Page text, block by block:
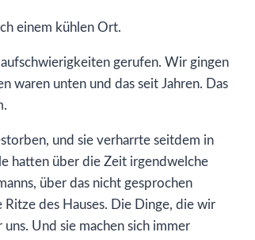
einem kühlen Ort.
gerufen. Wir gingen
waren unten und das seit Jahren. Das
und sie verharrte seitdem in
hatten über die Zeit irgendwelche
über das nicht gesprochen
des Hauses. Die Dinge, die wir
Und sie machen sich immer